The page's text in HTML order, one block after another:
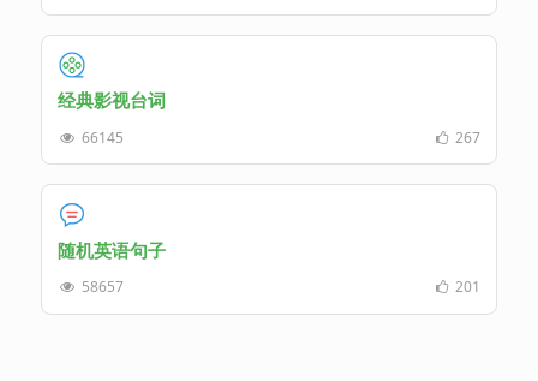
经典影视台词
66145 267
随机英语句子
58657 201